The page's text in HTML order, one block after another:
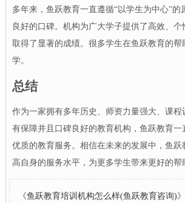
多年来，鱼跃教育一直遵循“以学生为中心”的
良好的口碑。机构为广大学子提供了高效、
取得了显著的成绩。很多学生在鱼跃教育的帮
学。
总结
作为一家拥有多年历史、师资力量强大、课
有保障并且口碑良好的教育机构，鱼跃教育
优质的教育服务。相信在未来的发展中，鱼跃
高自身的服务水平，为更多学生带来更好的帮
《鱼跃教育培训机构怎么样(鱼跃教育咨询)